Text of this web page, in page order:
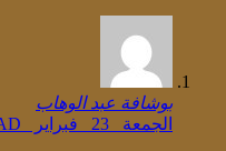
بوشافة عبد الوهاب
الجمعة _23 _فبراير _2024AH 23-2-2024AD في 11:55 ص